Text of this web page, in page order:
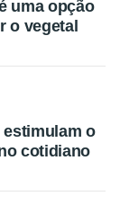
uma opção
o vegetal
o
cotidiano